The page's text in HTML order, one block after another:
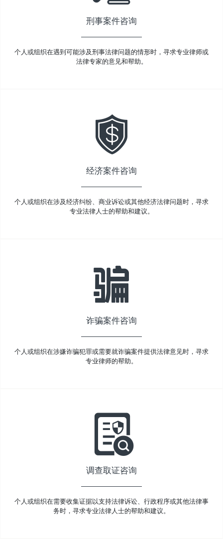
刑事案件咨询
个人或组织在遇到可能涉及刑事法律问题的情形时，寻求专业律师或
法律专家的意见和帮助。
经济案件咨询
个人或组织在涉及经济纠纷、商业诉讼或其他经济法律问题时，寻求
专业法律人士的帮助和建议。
诈骗案件咨询
个人或组织在涉嫌诈骗犯罪或需要就诈骗案件提供法律意见时，寻求
专业律师的帮助。
调查取证咨询
个人或组织在需要收集证据以支持法律诉讼、行政程序或其他法律事
务时，寻求专业法律人士的帮助和建议。